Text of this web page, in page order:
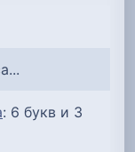
: 6 букв и 3